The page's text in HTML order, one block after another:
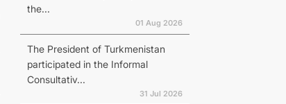
the...
01 Aug 2026
The President of Turkmenistan
participated in the Informal
Consultativ...
31 Jul 2026